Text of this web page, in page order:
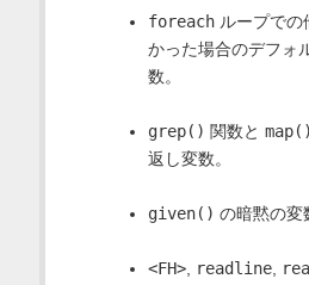
foreachループでの
かった場合のデフォ
数。
grep() 関数と map()
返し変数。
given() の暗黙の変
<FH>, readline,